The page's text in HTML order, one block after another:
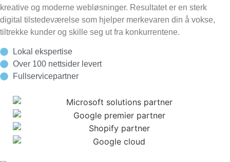
kreative og moderne webløsninger. Resultatet er en sterk
digital tilstedeværelse som hjelper merkevaren din å vokse,
tiltrekke kunder og skille seg ut fra konkurrentene.
Lokal ekspertise
Over 100 nettsider levert
Fullservicepartner